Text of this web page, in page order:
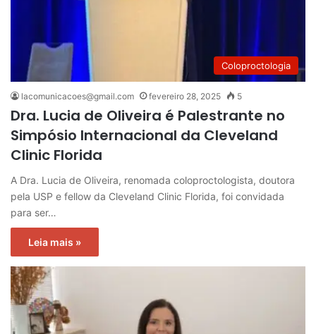
Coloproctologia
lacomunicacoes@gmail.com fevereiro 28, 2025 5
Dra. Lucia de Oliveira é Palestrante no
Simpósio Internacional da Cleveland
Clinic Florida
A Dra. Lucia de Oliveira, renomada coloproctologista, doutora
pela USP e fellow da Cleveland Clinic Florida, foi convidada
para ser…
Leia mais »